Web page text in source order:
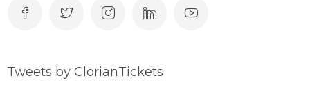
Tweets by ClorianTickets